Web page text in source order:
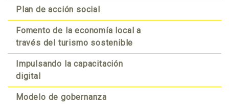
Plan de acción social
Fomento de la economía local a
través del turismo sostenible
Impulsando la capacitación
digital
Modelo de gobernanza